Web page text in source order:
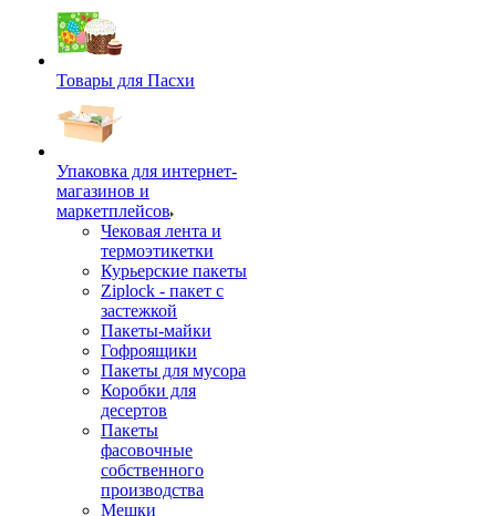
Товары для Пасхи
Упаковка для интернет-
магазинов и
маркетплейсов
Чековая лента и
термоэтикетки
Курьерские пакеты
Ziplock - пакет с
застежкой
Пакеты-майки
Гофроящики
Пакеты для мусора
Коробки для
десертов
Пакеты
фасовочные
собственного
производства
Мешки